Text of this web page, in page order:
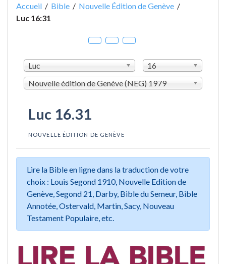
Accueil / Bible / Nouvelle Édition de Genève /
Luc 16:31
Luc
16
Nouvelle édition de Genève (NEG) 1979
Luc 16.31
NOUVELLE ÉDITION DE GENÈVE
Lire la Bible en ligne dans la traduction de votre
choix : Louis Segond 1910, Nouvelle Edition de
Genève, Segond 21, Darby, Bible du Semeur, Bible
Annotée, Ostervald, Martin, Sacy, Nouveau
Testament Populaire, etc.